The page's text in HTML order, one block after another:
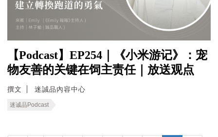
【Podcast】EP254｜《小米游记》：宠
物友善的关键在饲主责任｜放送观点
撰文 迷誠品內容中心
迷诚品Podcast